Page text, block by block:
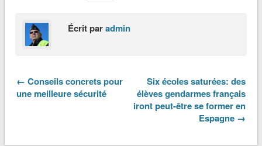
Écrit paradmin
← Conseils concrets pour
une meilleure sécurité
Six écoles saturées: des
élèves gendarmes français
iront peut-être se former en
Espagne →